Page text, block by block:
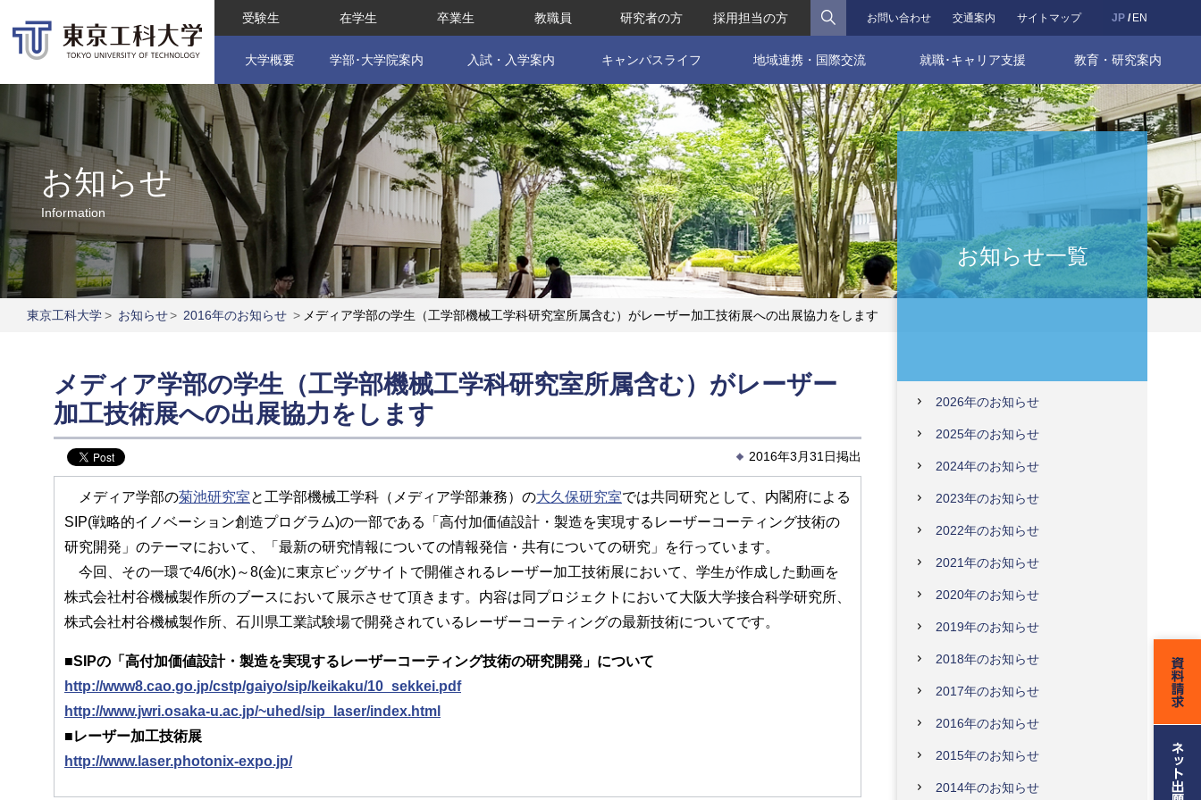
JP EN
お問い合わせ 交通案内 サイトマップ
受験生 在学生 卒業生 教職員 研究者の方 採用担当の方 検索
大学概要 学部･大学院案内 入試・入学案内 キャンパスライフ 地域連携・国際交流 就職･キャリア支援 教育・研究案内
お知らせ
Information
東京工科大学> お知らせ> 2016年のお知らせ > メディア学部の学生（工学部機械工学科研究室所属含む）がレーザー加工技術展への出展協力をします
メディア学部の学生（工学部機械工学科研究室所属含む）がレーザー
加工技術展への出展協力をします
2016年3月31日掲出
メディア学部の菊池研究室と工学部機械工学科（メディア学部兼務）の大久保研究室では共同研究として、内閣府による
SIP(戦略的イノベーション創造プログラム)の一部である「高付加価値設計・製造を実現するレーザーコーティング技術の
研究開発」のテーマにおいて、「最新の研究情報についての情報発信・共有についての研究」を行っています。
今回、その一環で4/6(水)～8(金)に東京ビッグサイトで開催されるレーザー加工技術展において、学生が作成した動画を
株式会社村谷機械製作所のブースにおいて展示させて頂きます。内容は同プロジェクトにおいて大阪大学接合科学研究所、
株式会社村谷機械製作所、石川県工業試験場で開発されているレーザーコーティングの最新技術についてです。
■SIPの「高付加価値設計・製造を実現するレーザーコーティング技術の研究開発」について
http://www8.cao.go.jp/cstp/gaiyo/sip/keikaku/10_sekkei.pdf
http://www.jwri.osaka-u.ac.jp/~uhed/sip_laser/index.html
■レーザー加工技術展
http://www.laser.photonix-expo.jp/
お知らせ一覧
2026年のお知らせ
2025年のお知らせ
2024年のお知らせ
2023年のお知らせ
2022年のお知らせ
2021年のお知らせ
2020年のお知らせ
2019年のお知らせ
2018年のお知らせ
2017年のお知らせ
2016年のお知らせ
2015年のお知らせ
2014年のお知らせ